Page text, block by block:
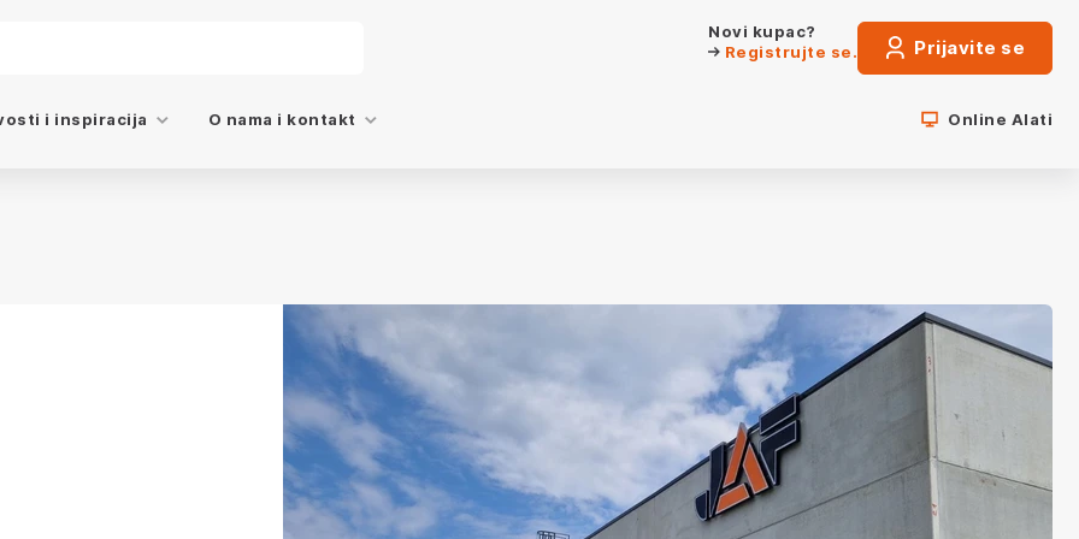
Novi kupac?
Registrujte se.
Prijavite se
i inspiracija O nama i kontakt Online Alati